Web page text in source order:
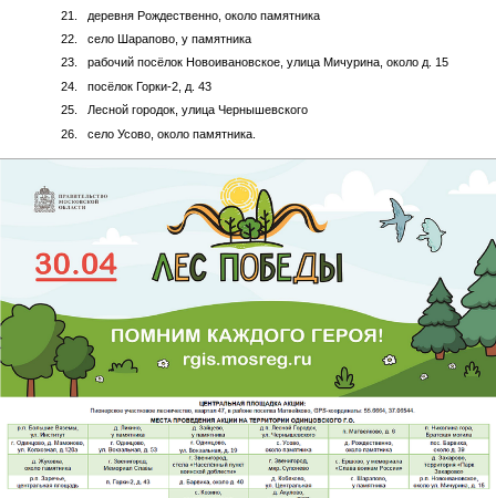
деревня Рождественно, около памятника
село Шарапово, у памятника
рабочий посёлок Новоивановское, улица Мичурина, около д. 15
посёлок Горки-2, д. 43
Лесной городок, улица Чернышевского
село Усово, около памятника.